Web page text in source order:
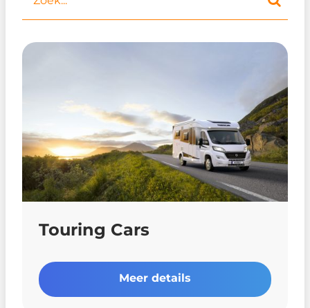
Touring Cars
Meer details